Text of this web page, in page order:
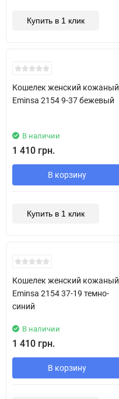
Купить в 1 клик
Кошелек женский кожаный
Eminsa 2154 9-37 бежевый
В наличии
1 410 грн.
В корзину
Купить в 1 клик
Кошелек женский кожаный
Eminsa 2154 37-19 темно-
синий
В наличии
1 410 грн.
В корзину